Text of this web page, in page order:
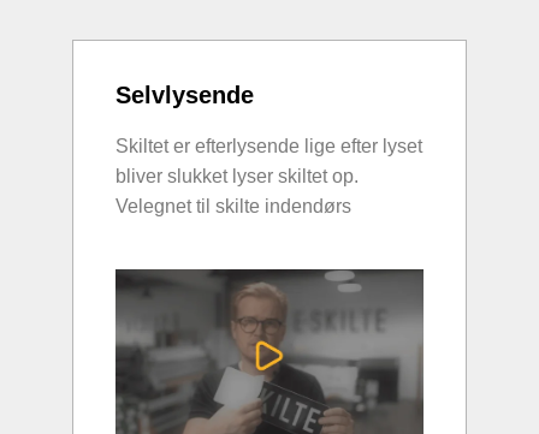
Selvlysende
Skiltet er efterlysende lige efter lyset
bliver slukket lyser skiltet op.
Velegnet til skilte indendørs